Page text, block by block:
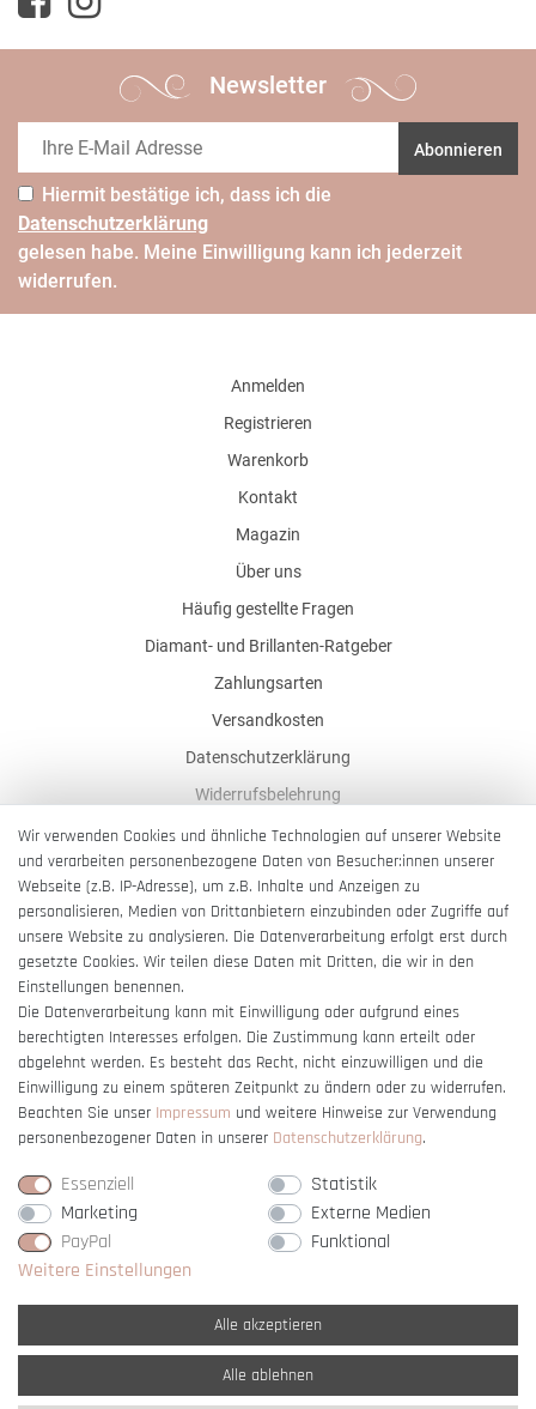
Newsletter
Abonnieren
Hiermit bestätige ich, dass ich die
Daten­schutz­erklärung
gelesen habe. Meine Einwilligung kann ich jederzeit
widerrufen.
Anmelden
Registrieren
Warenkorb
Kontakt
Magazin
Über uns
Häufig gestellte Fragen
Diamant- und Brillanten-Ratgeber
Zahlungsarten
Versandkosten
Datenschutzerklärung
Widerrufsbelehrung
AGB
Impressum
Barrierefreiheitserklärung
Vertrag widerrufen
Wir verwenden Cookies und ähnliche Technologien auf unserer Website
und verarbeiten personenbezogene Daten von Besucher:innen unserer
Webseite (z.B. IP-Adresse), um z.B. Inhalte und Anzeigen zu
personalisieren, Medien von Drittanbietern einzubinden oder Zugriffe auf
unsere Website zu analysieren. Die Datenverarbeitung erfolgt erst durch
gesetzte Cookies. Wir teilen diese Daten mit Dritten, die wir in den
Einstellungen benennen.
Die Datenverarbeitung kann mit Einwilligung oder aufgrund eines
berechtigten Interesses erfolgen. Die Zustimmung kann erteilt oder
abgelehnt werden. Es besteht das Recht, nicht einzuwilligen und die
Einwilligung zu einem späteren Zeitpunkt zu ändern oder zu widerrufen.
Beachten Sie unser Impressum und weitere Hinweise zur Verwendung
personenbezogener Daten in unserer Daten­schutz­erklärung.
Essenziell
Statistik
Marketing
Externe Medien
PayPal
Funktional
Weitere Einstellungen
Alle akzeptieren
Alle ablehnen